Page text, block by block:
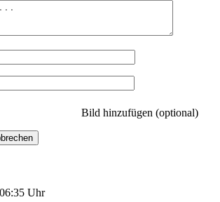
Bild hinzufügen (optional)
Uhr